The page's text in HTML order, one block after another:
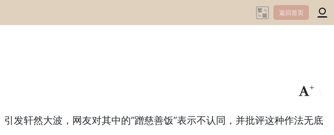
返回首页
+
轩然大波，网友对其中的“蹭慈善饭”表示不认同，并批评这种作法无底